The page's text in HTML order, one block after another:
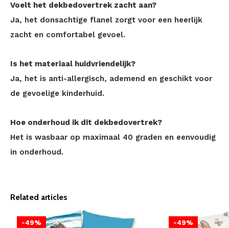
Voelt het dekbedovertrek zacht aan?
Ja, het donsachtige flanel zorgt voor een heerlijk
zacht en comfortabel gevoel.
Is het materiaal huidvriendelijk?
Ja, het is anti-allergisch, ademend en geschikt voor
de gevoelige kinderhuid.
Hoe onderhoud ik dit dekbedovertrek?
Het is wasbaar op maximaal 40 graden en eenvoudig
in onderhoud.
Related articles
-49% -49%